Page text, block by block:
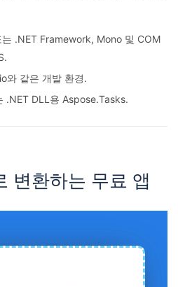
.NET Framework, Mono 및 COM
와 같은 개발 환경.
.NET DLL용 Aspose.Tasks.
변환하는 무료 앱